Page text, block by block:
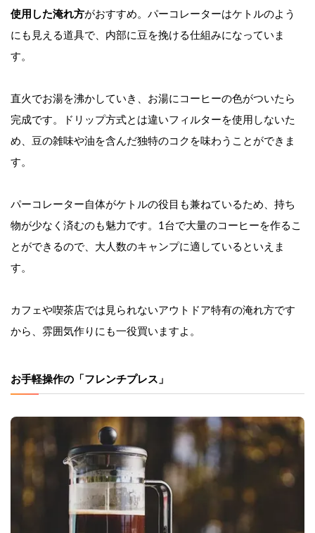
使用した淹れ方がおすすめ。パーコレーターはケトルのよう
にも見える道具で、内部に豆を挽ける仕組みになっていま
す。
直火でお湯を沸かしていき、お湯にコーヒーの色がついたら
完成です。ドリップ方式とは違いフィルターを使用しないた
め、豆の雑味や油を含んだ独特のコクを味わうことができま
す。
パーコレーター自体がケトルの役目も兼ねているため、持ち
物が少なく済むのも魅力です。1台で大量のコーヒーを作るこ
とができるので、大人数のキャンプに適しているといえま
す。
カフェや喫茶店では見られないアウトドア特有の淹れ方です
から、雰囲気作りにも一役買いますよ。
お手軽操作の「フレンチプレス」